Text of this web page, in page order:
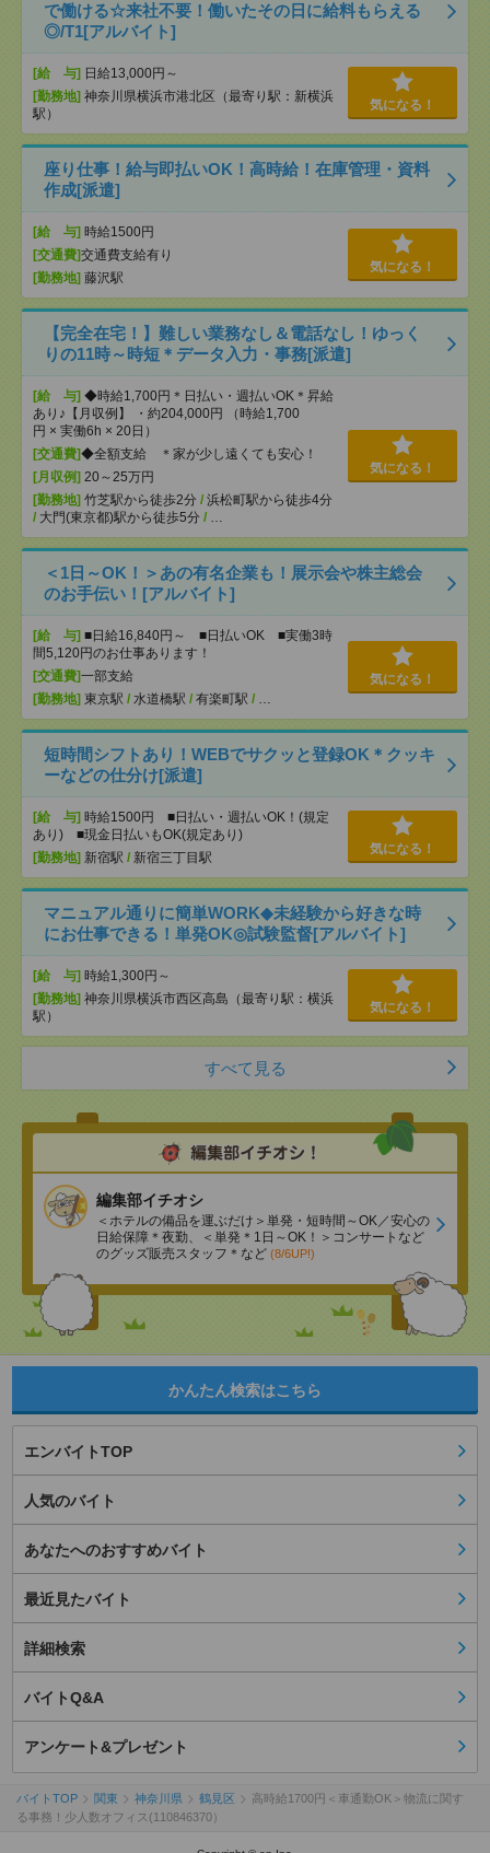
で働ける☆来社不要！働いたその日に給料もらえる
◎/T1[アルバイト]
[給 与] 日給13,000円～
[勤務地] 神奈川県横浜市港北区（最寄り駅：新横浜
駅）
気になる！
座り仕事！給与即払いOK！高時給！在庫管理・資料
作成[派遣]
[給 与] 時給1500円
[交通費]交通費支給有り
[勤務地] 藤沢駅
気になる！
【完全在宅！】難しい業務なし＆電話なし！ゆっく
りの11時～時短＊データ入力・事務[派遣]
[給 与] ◆時給1,700円＊日払い・週払いOK＊昇給
あり♪【月収例】 ・約204,000円 （時給1,700
円 × 実働6h × 20日）
[交通費]◆全額支給 ＊家が少し遠くても安心！
[月収例] 20～25万円
[勤務地] 竹芝駅から徒歩2分 / 浜松町駅から徒歩4分
/ 大門(東京都)駅から徒歩5分 / …
気になる！
＜1日～OK！＞あの有名企業も！展示会や株主総会
のお手伝い！[アルバイト]
[給 与] ■日給16,840円～ ■日払いOK ■実働3時
間5,120円のお仕事あります！
[交通費]一部支給
[勤務地] 東京駅 / 水道橋駅 / 有楽町駅 / …
気になる！
短時間シフトあり！WEBでサクッと登録OK＊クッキ
ーなどの仕分け[派遣]
[給 与] 時給1500円 ■日払い・週払いOK！(規定
あり) ■現金日払いもOK(規定あり)
[勤務地] 新宿駅 / 新宿三丁目駅
気になる！
マニュアル通りに簡単WORK◆未経験から好きな時
にお仕事できる！単発OK◎試験監督[アルバイト]
[給 与] 時給1,300円～
[勤務地] 神奈川県横浜市西区高島（最寄り駅：横浜
駅）
気になる！
すべて見る
編集部イチオシ
＜ホテルの備品を運ぶだけ＞単発・短時間～OK／安心の
日給保障＊夜勤、＜単発＊1日～OK！＞コンサートなど
のグッズ販売スタッフ＊など (8/6UP!)
かんたん検索はこちら
エンバイトTOP
人気のバイト
あなたへのおすすめバイト
最近見たバイト
詳細検索
バイトQ&A
アンケート&プレゼント
バイトTOP 関東 神奈川県 鶴見区
高時給1700円＜車通勤OK＞物流に関す
る事務！少人数オフィス(110846370）